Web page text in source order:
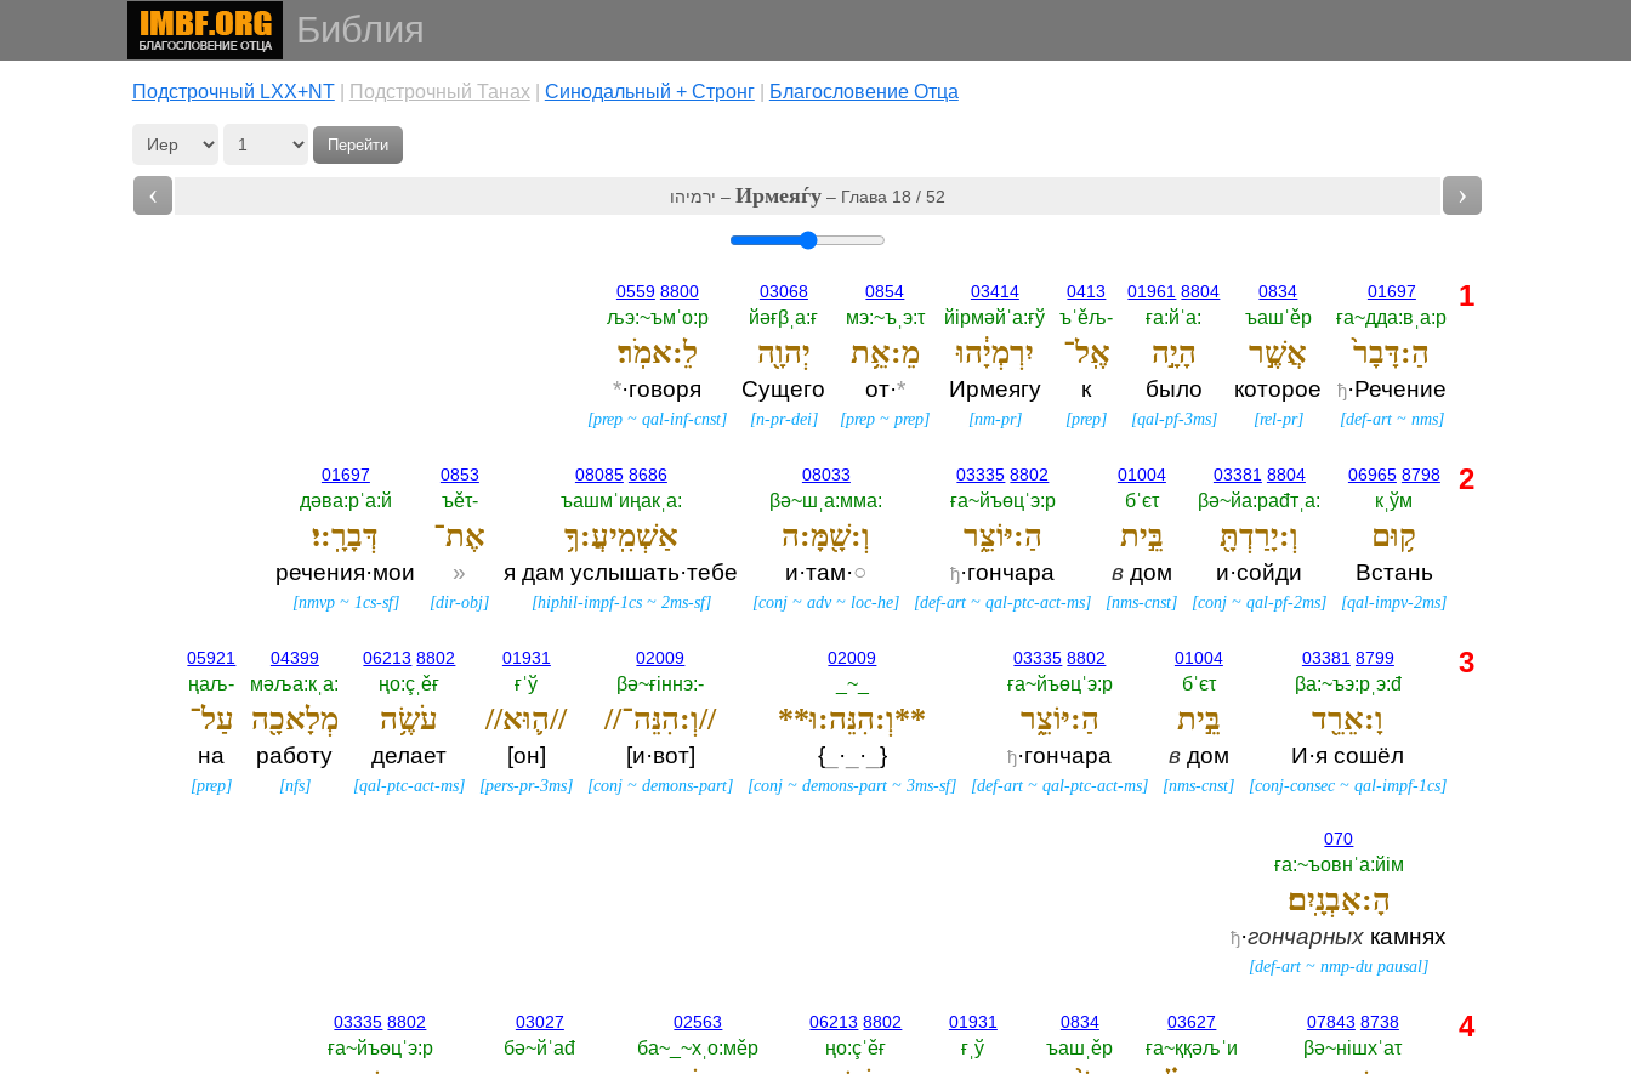
Библия
Подстрочный LXX+NT| Подстрочный Танах Cинодальный + Стронг| Благословение Отца
Перейти
‹ ירמיהו – Ирмеяѓу– Глава 18 / 52 ›
01697
ға~дда:вˌа:р
הַ:דָּבָר֙
ђ·Речение
[def-art~ nms]
0834
ъашˈěр
אֲשֶׁ֣ר
которое
[rel-pr]
01961 8804
ға:йˈа:‎
הָיָ֣ה
было
[qal-pf-3ms]
0413
ъˈěљ-‎
אֶֽל־
к
[prep]
03414
йiрмәйˈа:ғў
יִרְמְיָ֔הוּ
Ирмеягу
[nm-pr]
0854
мэ:~ъˌэ:τ
מֵ:אֵ֥ת
от·*
[prep ~prep]
03068
йәғβˌа:ғ
יְהוָ֖ה
Сущего
[n-pr-dei]
0559 8800
љэ:~ъмˈо:р
לֵ:אמֹֽר׃
*·говоря
[prep ~qal-inf-cnst]
1
06965 8798
кˌўм
ק֥וּם
Встань
[qal-impv-2ms]
03381 8804
βә~йа:раđтˌа:‎
וְ:יָרַדְתָּ֖
и·сойди
[conj ~qal-pf-2ms]
01004
бˈєτ
בֵּ֣ית
вдом
[nms-cnst]
03335 8802
ға~йъөцˈэ:р
הַ:יּוֹצֵ֑ר
ђ·гончара
[def-art ~qal-ptc-act-ms]
08033
βә~шˌа:мма:‎
וְ:שָׁ֖מָּ:ה
и·там·○
[conj ~adv~loc-he]
08085 8686
ъашмˈиңакˌа:‎
אַשְׁמִֽיעֲ:ךָ֥
я дам услышать·тебе
[hiphil-impf-1cs~ 2ms-sf]
0853
ъěτ-‎
אֶת־
»
[dir-obj]
01697
дәва:рˈа:й
דְּבָרָֽ:י׃
речения·мои
[nmvp~ 1cs-sf]
2
03381 8799
βа:~ъэ:рˌэ:đ
וָ:אֵרֵ֖ד
И·я сошёл
[conj-consec ~qal-impf-1cs]
01004
бˈєτ
בֵּ֣ית
вдом
[nms-cnst]
03335 8802
ға~йъөцˈэ:р
הַ:יּוֹצֵ֑ר
ђ·гончара
[def-art ~qal-ptc-act-ms]
02009
_~_
**וְ:הִנֵּה:וּ**
{‎_ · · ‎}
[conj ~demons-part ~3ms-sf]
02009
βә~ғiннэ:-‎
//וְ:הִנֵּה־//
[и·вот]
[conj ~demons-part]
01931
ғˈў
//ה֛וּא//
[он]
[pers-pr-3ms]
06213 8802
ңо:çˌěғ
עֹשֶׂ֥ה
делает
[qal-ptc-act-ms]
04399
мәља:кˌа:‎
מְלָאכָ֖ה
работу
[nfs]
05921
ңаљ-‎
עַל־
на
[prep]
070
ға:~ъовнˈа:йiм
הָ:אָבְנָֽיִם׃
ђ·гончарных камнях
[def-art ~nmp-du pausal]
3
07843 8738
βә~нiшхˈаτ
03627
ға~ққәљˈи
0834
ъашˌěр
01931
ғˌў
06213 8802
ңо:çˈěғ
02563
ба~_~хˌо:мěр
03027
бә~йˈаđ
03335 8802
ға~йъөцˈэ:р
4